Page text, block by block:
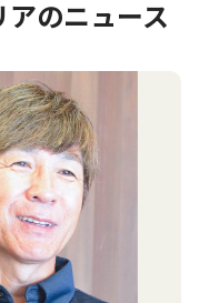
アのニュース